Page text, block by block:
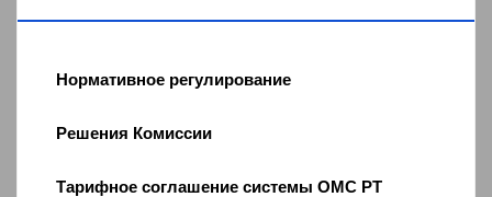
Нормативное регулирование
Решения Комиссии
Тарифное соглашение системы ОМС РТ